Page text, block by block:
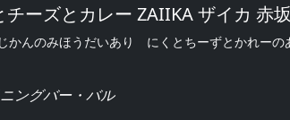
チーズとカレー ZAIIKA ザイカ 赤
かんのみほうだいあり にくとちーずとかれー
ングバー・バル